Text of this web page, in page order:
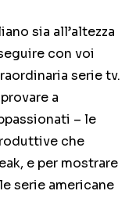
sia all’altezza
con voi
serie tv.
a
– le
che
e per mostrare
serie americane